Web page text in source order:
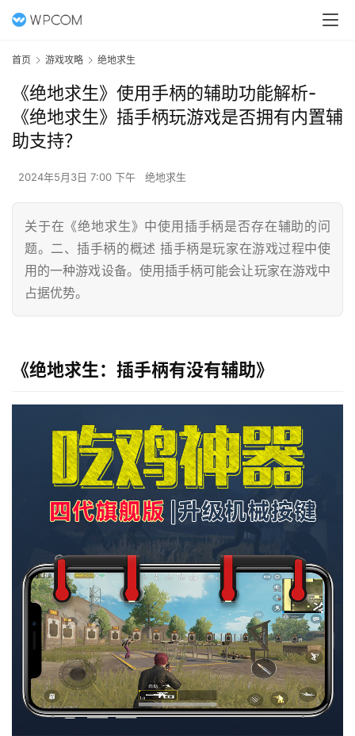
首页 游戏攻略 绝地求生
《绝地求生》使用手柄的辅助功能解析-
《绝地求生》插手柄玩游戏是否拥有内置辅
助支持？
2024年5月3日 7:00 下午 绝地求生
关于在《绝地求生》中使用插手柄是否存在辅助的问
题。二、插手柄的概述 插手柄是玩家在游戏过程中使
用的一种游戏设备。使用插手柄可能会让玩家在游戏中
占据优势。
《绝地求生：插手柄有没有辅助》